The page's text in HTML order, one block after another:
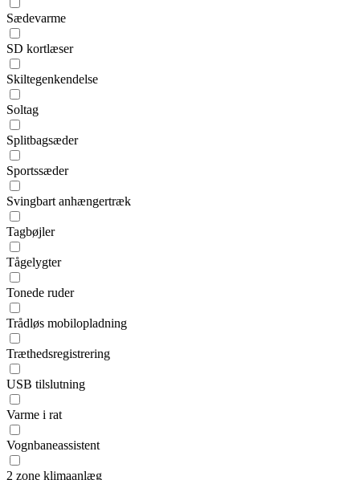
Sædevarme
SD kortlæser
Skiltegenkendelse
Soltag
Splitbagsæder
Sportssæder
Svingbart anhængertræk
Tagbøjler
Tågelygter
Tonede ruder
Trådløs mobilopladning
Træthedsregistrering
USB tilslutning
Varme i rat
Vognbaneassistent
2 zone klimaanlæg